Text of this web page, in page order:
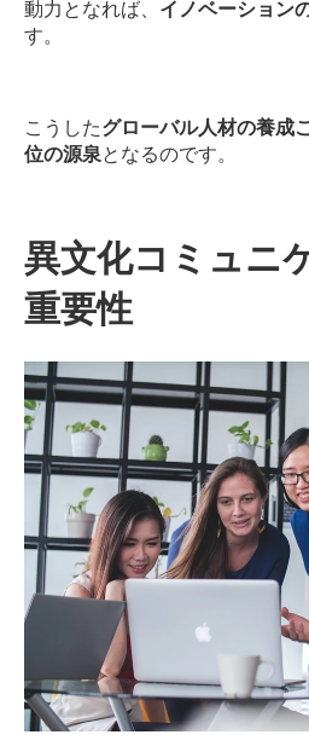
動力となれば、 イノベーション
す。
こうしたグローバル人材の養成
位の源泉となるのです。
異文化コミュニ
重要性